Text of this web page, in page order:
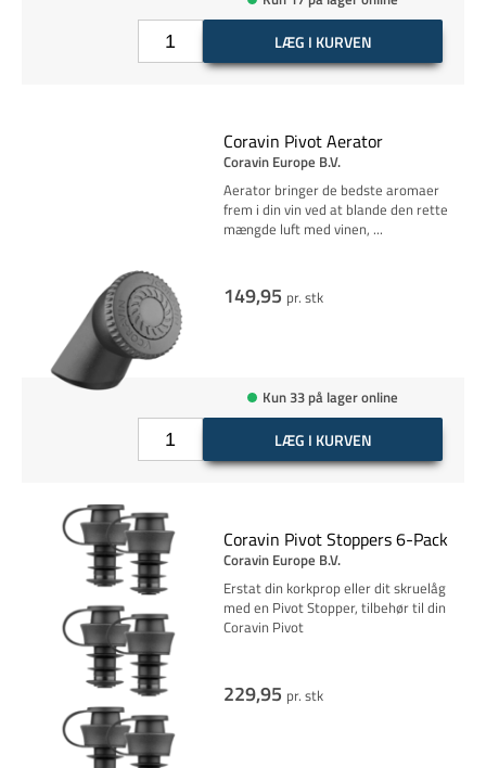
LÆG I KURVEN
Coravin Pivot Aerator
Coravin Europe B.V.
Aerator bringer de bedste aromaer
frem i din vin ved at blande den rette
mængde luft med vinen, ...
149,95 pr. stk
Kun 33 på lager online
LÆG I KURVEN
Coravin Pivot Stoppers 6-Pack
Coravin Europe B.V.
Erstat din korkprop eller dit skruelåg
med en Pivot Stopper, tilbehør til din
Coravin Pivot
229,95 pr. stk